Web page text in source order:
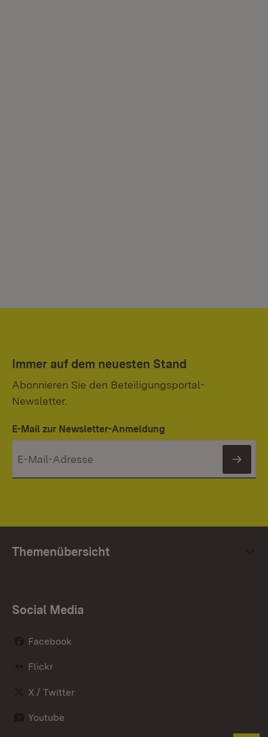
Immer auf dem neuesten Stand
Abonnieren Sie den Beteiligungsportal-
Newsletter.
E-Mail zur Newsletter-Anmeldung
Themenübersicht
Social Media
Facebook
Flickr
X / Twitter
Youtube